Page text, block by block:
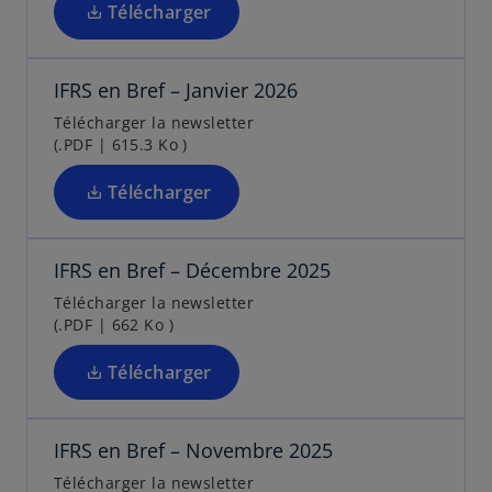
l
t
Télécharger
n
v
e
l
o
l
t
IFRS en Bref – Janvier 2026
Télécharger la newsletter
(.PDF | 615.3 Ko )
Télécharger
e
d
n
s
u
n
n
v
e
l
o
l
IFRS en Bref – Décembre 2025
Télécharger la newsletter
(.PDF | 662 Ko )
Télécharger
s
o
u
v
e
d
n
s
u
n
n
v
IFRS en Bref – Novembre 2025
Télécharger la newsletter
s
o
u
v
e
d
n
s
s
o
u